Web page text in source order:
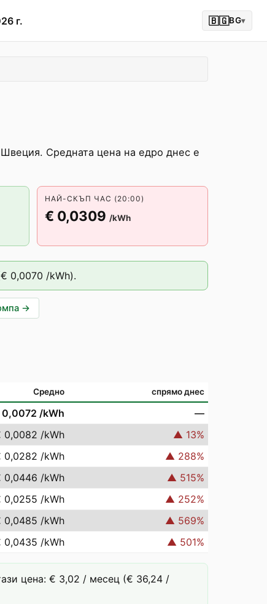
г. 🇧🇬BG▾
Средната цена на едро днес е
НАЙ-СКЪП ЧАС (20:00)
€ 0,0309 /kWh
€ 0,0070 /kWh).
→
Средно спрямо днес
/kWh
—
0,0082 /kWh ▲ 13%
0,0282 /kWh ▲ 288%
0,0446 /kWh ▲ 515%
0,0255 /kWh ▲ 252%
0,0485 /kWh ▲ 569%
0,0435 /kWh ▲ 501%
цена: € 3,02 / месец (€ 36,24 /